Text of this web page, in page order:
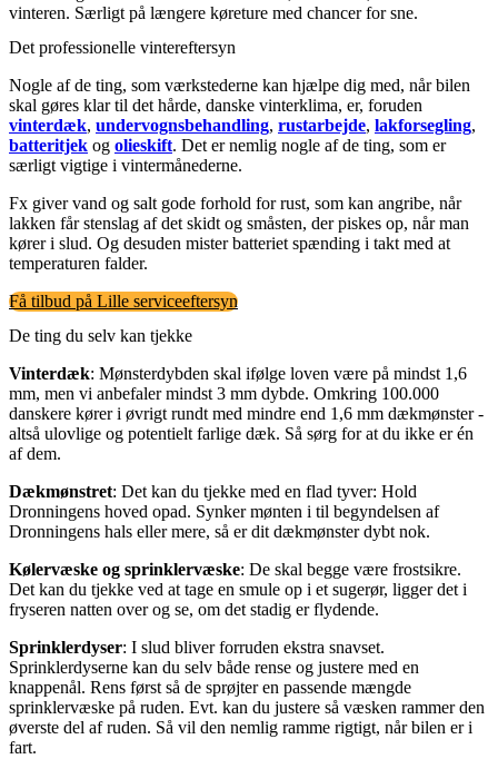
vinteren. Særligt på længere køreture med chancer for sne.
Det professionelle vintereftersyn
Nogle af de ting, som værkstederne kan hjælpe dig med, når bilen
skal gøres klar til det hårde, danske vinterklima, er, foruden
vinterdæk, undervognsbehandling, rustarbejde, lakforsegling,
batteritjek og olieskift. Det er nemlig nogle af de ting, som er
særligt vigtige i vintermånederne.
Fx giver vand og salt gode forhold for rust, som kan angribe, når
lakken får stenslag af det skidt og småsten, der piskes op, når man
kører i slud. Og desuden mister batteriet spænding i takt med at
temperaturen falder.
Få tilbud på Lille serviceeftersyn
De ting du selv kan tjekke
Vinterdæk: Mønsterdybden skal ifølge loven være på mindst 1,6
mm, men vi anbefaler mindst 3 mm dybde. Omkring 100.000
danskere kører i øvrigt rundt med mindre end 1,6 mm dækmønster -
altså ulovlige og potentielt farlige dæk. Så sørg for at du ikke er én
af dem.
Dækmønstret: Det kan du tjekke med en flad tyver: Hold
Dronningens hoved opad. Synker mønten i til begyndelsen af
Dronningens hals eller mere, så er dit dækmønster dybt nok.
Kølervæske og sprinklervæske: De skal begge være frostsikre.
Det kan du tjekke ved at tage en smule op i et sugerør, ligger det i
fryseren natten over og se, om det stadig er flydende.
Sprinklerdyser: I slud bliver forruden ekstra snavset.
Sprinklerdyserne kan du selv både rense og justere med en
knappenål. Rens først så de sprøjter en passende mængde
sprinklervæske på ruden. Evt. kan du justere så væsken rammer den
øverste del af ruden. Så vil den nemlig ramme rigtigt, når bilen er i
fart.